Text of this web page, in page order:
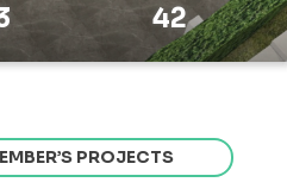
42
PROJECTS